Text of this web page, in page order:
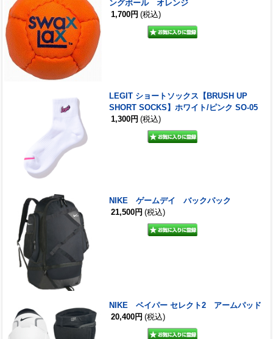
ングボール オレンジ
1,700円 (税込)
LEGIT ショートソックス【BRUSH UP
SHORT SOCKS】ホワイト/ピンク SO-05
1,300円 (税込)
NIKE ゲームデイ バックパック
21,500円 (税込)
NIKE ベイパー セレクト2 アームパッド
20,400円 (税込)